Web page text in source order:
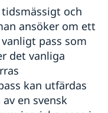
och
ansöker om ett
pass som
det vanliga
kan utfärdas
en svensk